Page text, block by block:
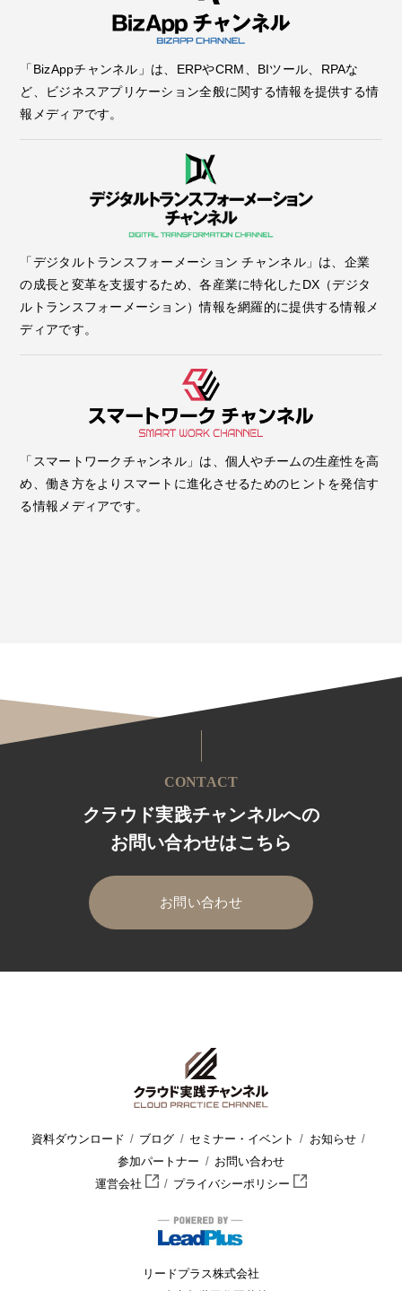
「BizAppチャンネル」は、ERPやCRM、BIツール、RPAな
ど、ビジネスアプリケーション全般に関する情報を提供する情
報メディアです。
「デジタルトランスフォーメーション チャンネル」は、企業
の成長と変革を支援するため、各産業に特化したDX（デジタ
ルトランスフォーメーション）情報を網羅的に提供する情報メ
ディアです。
「スマートワークチャンネル」は、個人やチームの生産性を高
め、働き方をよりスマートに進化させるためのヒントを発信す
る情報メディアです。
CONTACT
クラウド実践チャンネルへの
お問い合わせはこちら
お問い合わせ
資料ダウンロード ブログ セミナー・イベント
お知らせ
参加パートナー
お問い合わせ
運営会社
プライバシーポリシー
リードプラス株式会社